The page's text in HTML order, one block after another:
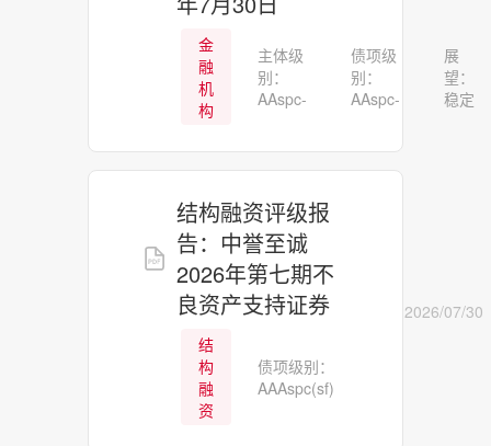
金
融
机
构
主体级
别：
AAspc-
债项级
别：
AAspc-
展
望：
稳定
结构融资评级报
告：中誉至诚
2026年第七期不
良资产支持证券
结
构
融
资
债项级别：
AAAspc(sf)
2026/07/30